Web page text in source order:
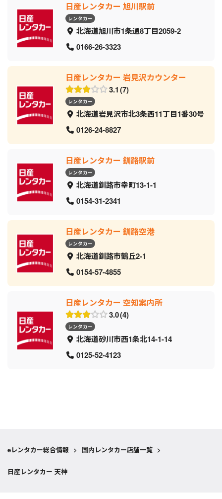
日産レンタカー 旭川駅前
レンタカー
北海道旭川市1条通8丁目2059‐2
0166-26-3323
日産レンタカー 岩見沢カウンター
3.1 7
レンタカー
北海道岩見沢市北3条西11丁目1番30号
0126-24-8827
日産レンタカー 釧路駅前
レンタカー
北海道釧路市幸町13-1-1
0154-31-2341
日産レンタカー 釧路空港
レンタカー
北海道釧路市鶴丘2-1
0154-57-4855
日産レンタカー 空知案内所
3.0 4
レンタカー
北海道砂川市西1条北14-1-14
0125-52-4123
eレンタカー総合情報 > 国内レンタカー店舗一覧 >
日産レンタカー 天神